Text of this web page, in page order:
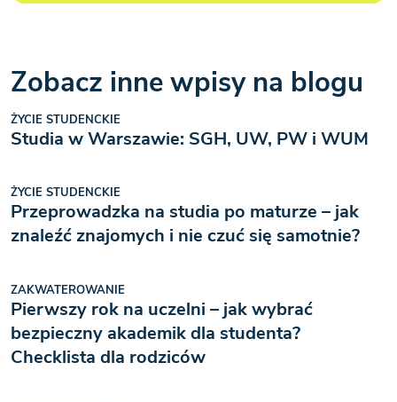
Zobacz inne wpisy na blogu
ŻYCIE STUDENCKIE
Studia w Warszawie: SGH, UW, PW i WUM
ŻYCIE STUDENCKIE
Przeprowadzka na studia po maturze – jak
znaleźć znajomych i nie czuć się samotnie?
ZAKWATEROWANIE
Pierwszy rok na uczelni – jak wybrać
bezpieczny akademik dla studenta?
Checklista dla rodziców